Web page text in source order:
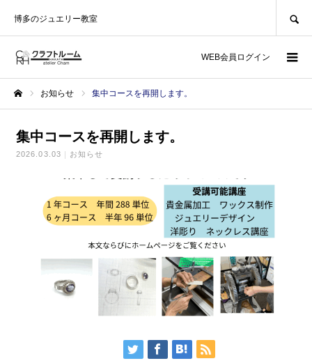
博多のジュエリー教室
WEB会員ログイン
お知らせ 集中コースを再開します。
集中コースを再開します。
2026.03.03 お知らせ